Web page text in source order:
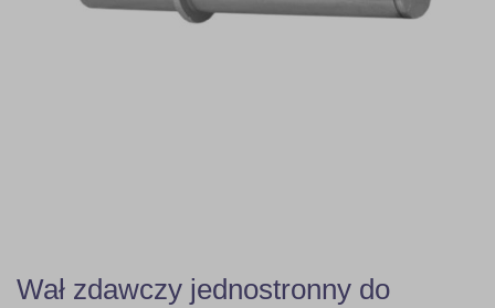
Wał zdawczy jednostronny do